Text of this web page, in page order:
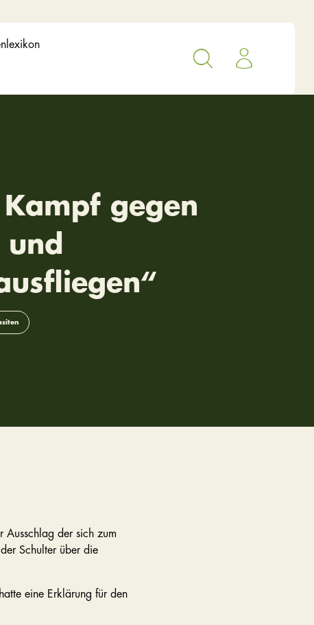
Kampf gegen
und
der sich zum
Schulter über die
eine Erklärung für den